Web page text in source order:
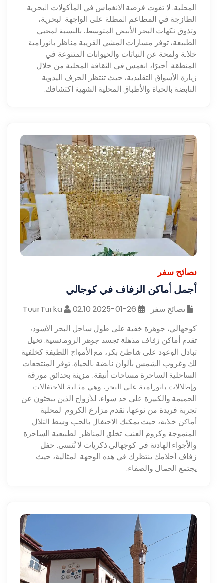
المحلية. لا تفوت فرصة الانغماس في المأكولات البحرية
الطازجة في المطاعم المطلة على الواجهة البحرية،
وتذوق نكهات البحر الأبيض المتوسط. بالنسبة لمحبي
الطبيعة، توفر مسارات المشي القريبة مناظر بانورامية
خلابة ولمحة عن النباتات والحيوانات المتنوعة في
المنطقة. أخيرًا، انغمس في الثقافة المحلية من خلال
زيارة الأسواق التقليدية، حيث تنتظر الحرف اليدوية
النابضة بالحياة والأطباق المحلية الشهية اكتشافك.
نصائح سفر
أجمل أماكن الزفاف في كوجالي
نصائح سفر
كوجهالي، جوهرة خفية على طول ساحل البحر الأسود،
تقدم أماكن زفاف مذهلة تجسد جوهر الرومانسية. تخيل
تبادل الوعود على شاطئ بكر، مع الأمواج اللطيفة كخلفية
لك وغروب الشمس بألوان نابضة بالحياة. توفر المنتجعات
الساحلية الساحرة مساحات أنيقة، مزينة بحدائق مورقة
وإطلالات بانورامية على البحر، وهي مثالية للاحتفالات
الحميمة والكبيرة على حد سواء. للأزواج الذين يبحثون عن
تجربة فريدة من نوعها، تقدم مزارع الكروم المحلية
أماكن خلابة، حيث يمكنك الاحتفال بالحب وسط التلال
المتموجة وكروم العنب. تخلق المناظر الطبيعية الساحرة
والأجواء الهادئة في كوجهالي ذكريات لا تُنسى. حفل
زفاف أحلامك ينتظرك في هذه الوجهة المثالية، حيث
يجتمع الجمال والصفاء.